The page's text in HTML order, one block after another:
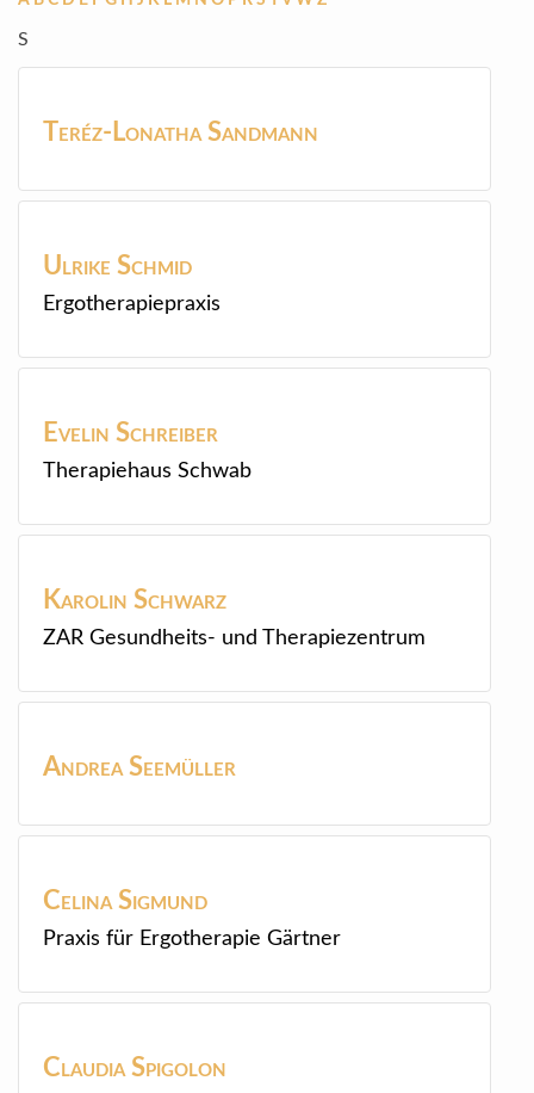
S
Teréz-Lonatha Sandmann
Ulrike Schmid
Ergotherapiepraxis
Evelin Schreiber
Therapiehaus Schwab
Karolin Schwarz
ZAR Gesundheits- und Therapiezentrum
Andrea Seemüller
Celina Sigmund
Praxis für Ergotherapie Gärtner
Claudia Spigolon